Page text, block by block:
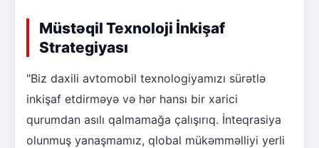
Müstəqil Texnoloji İnkişaf
Strategiyası
"Biz daxili avtomobil texnologiyamızı sürətlə
inkişaf etdirməyə və hər hansı bir xarici
qurumdan asılı qalmamağa çalışırıq. İnteqrasiya
olunmuş yanaşmamız, qlobal mükəmməlliyi yerli